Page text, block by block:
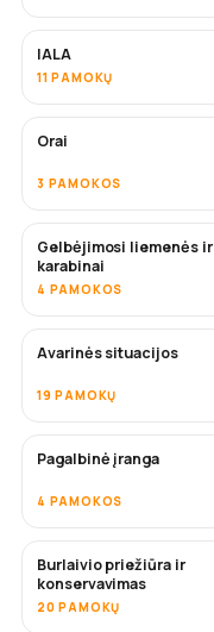
IALA
11 PAMOKŲ
Orai
3 PAMOKOS
Gelbėjimosi liemenės ir
karabinai
4 PAMOKOS
Avarinės situacijos
19 PAMOKŲ
Pagalbinė įranga
4 PAMOKOS
Burlaivio priežiūra ir
konservavimas
20 PAMOKŲ